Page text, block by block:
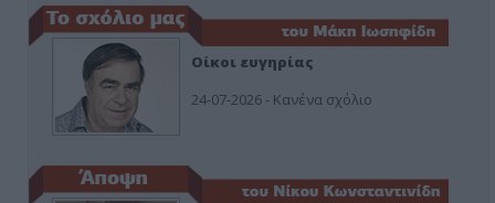
Οίκοι ευγηρίας
24-07-2026 - Κανένα σχόλιο